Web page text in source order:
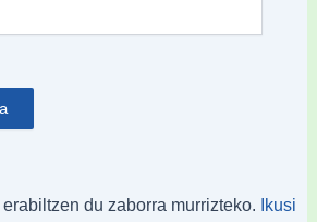
du zaborra murrizteko.
Ikusi